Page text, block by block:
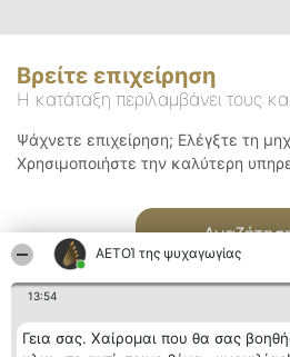
ΑΕΤΟΊ της ψυχαγωγίας
13:54
Γεια σας. Χαίρομαι που θα σας
Βρείτε επιχείρηση
Η κατάταξη περιλαμβάνει τους
Ψάχνετε επιχείρηση; Ελέγξτε τη
Χρησιμοποιήστε την καλύτερη